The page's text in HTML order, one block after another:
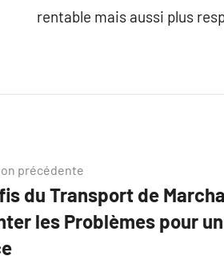
rentable mais aussi plus
précédente
du Transport de
les Problèmes pour